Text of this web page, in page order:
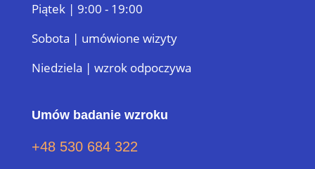
Piątek | 9:00 - 19:00
Sobota | umówione wizyty
Niedziela | wzrok odpoczywa
Umów badanie wzroku
+48 530 684 322